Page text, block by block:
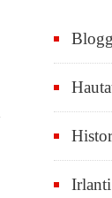
e
v
u
o
Irlanti